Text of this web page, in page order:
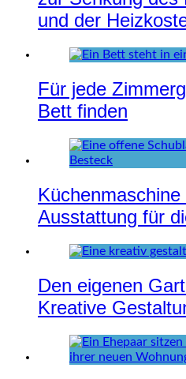
und der
Für jede
Bett finden
Ausstattung für
Den eigenen
Kreative